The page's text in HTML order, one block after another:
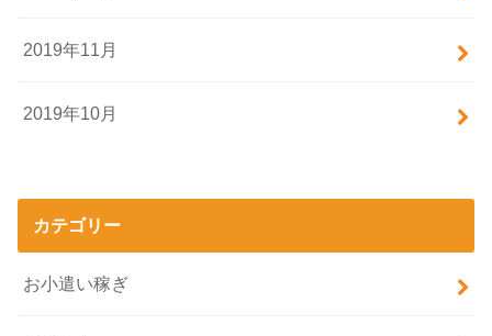
2019年11月
2019年10月
カテゴリー
お小遣い稼ぎ